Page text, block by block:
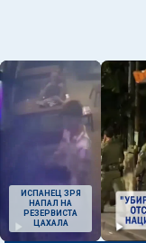
ИСПАНЕЦ ЗРЯ
НАПАЛ НА
РЕЗЕРВИСТА
ЦАХАЛА